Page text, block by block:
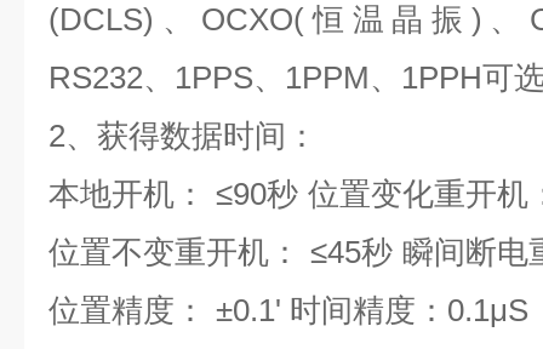
(DCLS) 、 OCXO( 恒温晶振 ) 、
RS232、 1PPS、 1PPM、 1PPH可
2、获得数据时间：
本地开机：
≤90秒 位置变化重开机
位置不变重开机：
≤45秒 瞬间断电
位置精度：
±0.1' 时间精度： 0.1μS